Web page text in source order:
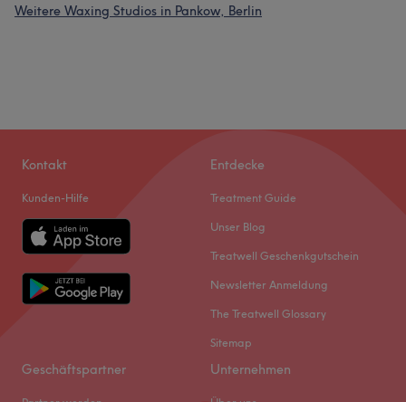
Weitere Waxing Studios in Pankow, Berlin
Kontakt
Kunden-Hilfe
Entdecke
Treatment Guide
Unser Blog
Treatwell Geschenkgutschein
Newsletter Anmeldung
The Treatwell Glossary
Sitemap
Geschäftspartner Unternehmen